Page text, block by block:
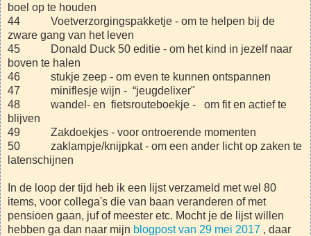
boel op te houden
44 Voetverzorgingspakketje - om te helpen bij de
zware gang van het leven
45 Donald Duck 50 editie - om het kind in jezelf naar
boven te halen
46 stukje zeep - om even te kunnen ontspannen
47 miniflesje wijn - “jeugdelixer"
48 wandel- en fietsrouteboekje - om fit en actief te
blijven
49 Zakdoekjes - voor ontroerende momenten
50 zaklampje/knijpkat - om een ander licht op zaken te
latenschijnen
In de loop der tijd heb ik een lijst verzameld met wel 80
items, voor collega's die van baan veranderen of met
pensioen gaan, juf of meester etc. Mocht je de lijst willen
hebben ga dan naar mijn blogpost van 29 mei 2017 , daar